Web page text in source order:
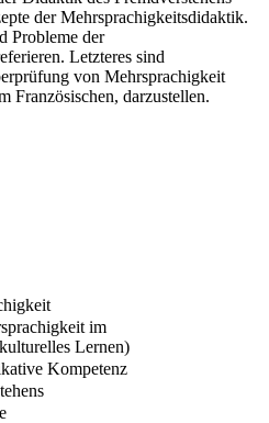
der Mehrsprachigkeitsdidaktik.
Probleme der
Letzteres sind
von Mehrsprachigkeit
Französischen, darzustellen.
im
Lernen)
Kompetenz